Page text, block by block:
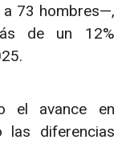
73 hombres—,
de un 12%
el avance en
las diferencias